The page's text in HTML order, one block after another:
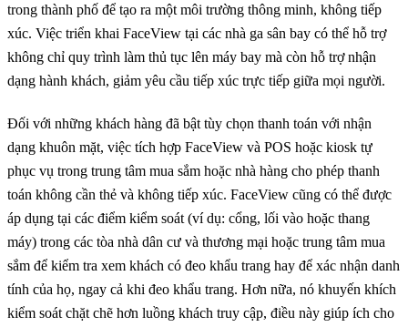
trong thành phố để tạo ra một môi trường thông minh, không tiếp
xúc. Việc triển khai FaceView tại các nhà ga sân bay có thể hỗ trợ
không chỉ quy trình làm thủ tục lên máy bay mà còn hỗ trợ nhận
dạng hành khách, giảm yêu cầu tiếp xúc trực tiếp giữa mọi người.
Đối với những khách hàng đã bật tùy chọn thanh toán với nhận
dạng khuôn mặt, việc tích hợp FaceView và POS hoặc kiosk tự
phục vụ trong trung tâm mua sắm hoặc nhà hàng cho phép thanh
toán không cần thẻ và không tiếp xúc. FaceView cũng có thể được
áp dụng tại các điểm kiểm soát (ví dụ: cổng, lối vào hoặc thang
máy) trong các tòa nhà dân cư và thương mại hoặc trung tâm mua
sắm để kiểm tra xem khách có đeo khẩu trang hay để xác nhận danh
tính của họ, ngay cả khi đeo khẩu trang. Hơn nữa, nó khuyến khích
kiểm soát chặt chẽ hơn luồng khách truy cập, điều này giúp ích cho